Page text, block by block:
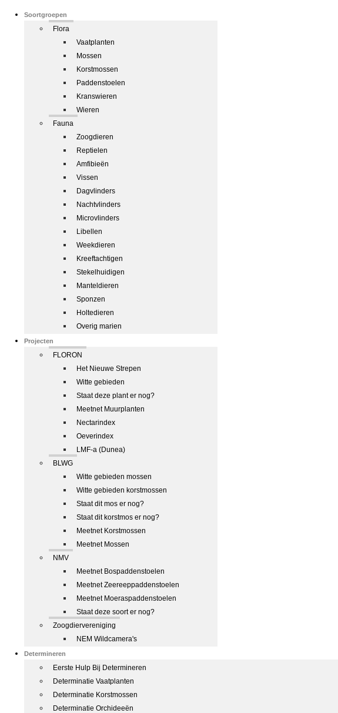
Soortgroepen
Flora
Vaatplanten
Mossen
Korstmossen
Paddenstoelen
Kranswieren
Wieren
Fauna
Zoogdieren
Reptielen
Amfibieën
Vissen
Dagvlinders
Nachtvlinders
Microvlinders
Libellen
Weekdieren
Kreeftachtigen
Stekelhuidigen
Manteldieren
Sponzen
Holtedieren
Overig marien
Projecten
FLORON
Het Nieuwe Strepen
Witte gebieden
Staat deze plant er nog?
Meetnet Muurplanten
Nectarindex
Oeverindex
LMF-a (Dunea)
BLWG
Witte gebieden mossen
Witte gebieden korstmossen
Staat dit mos er nog?
Staat dit korstmos er nog?
Meetnet Korstmossen
Meetnet Mossen
NMV
Meetnet Bospaddenstoelen
Meetnet Zeereeppaddenstoelen
Meetnet Moeraspaddenstoelen
Staat deze soort er nog?
Zoogdiervereniging
NEM Wildcamera's
Determineren
Eerste Hulp Bij Determineren
Determinatie Vaatplanten
Determinatie Korstmossen
Determinatie Orchideeën